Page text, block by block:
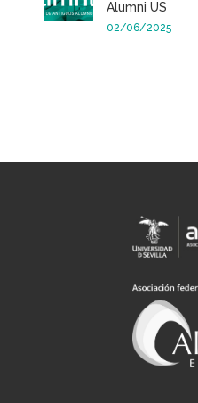
Alumni US
02/06/2025